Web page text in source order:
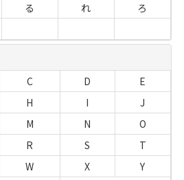
る れ
ろ
C D
E
H I
J
M N
O
R S
T
W X
Y